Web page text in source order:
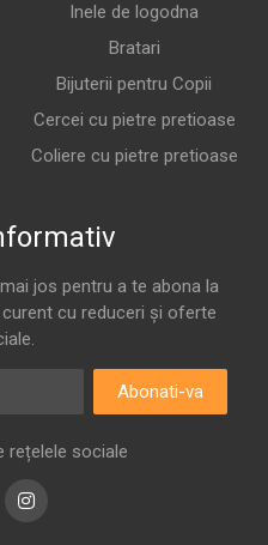
Inele de logodna
Bratari
Bijuterii pentru Copii
Cercei cu pietre pretioase
Coliere cu pietre pretioase
jos pentru a te abona la
cu reduceri și oferte
Abonati-va
rețelele sociale
Instagram